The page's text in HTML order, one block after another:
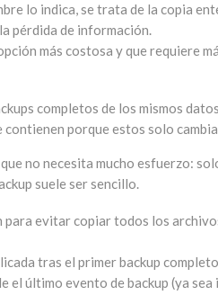
lo indica, se trata de la copia
pérdida de información.
más costosa y que requiere
completos de los mismos
porque estos solo
no necesita mucho esfuerzo:
suele ser sencillo.
para evitar copiar todos los
tras el primer backup
el último evento de backup (ya